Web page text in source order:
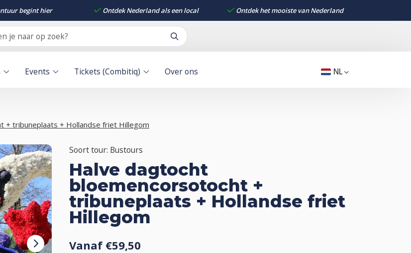
begint hier Ontdek Nederland als een local Ontdek het mooiste van Nederland
Events Tickets (Combitiq) Over ons NL
+ tribuneplaats + Hollandse friet Hillegom
Soort tour: Bustours
Halve dagtocht
bloemencorsotocht +
tribuneplaats + Hollandse friet
Hillegom
Vanaf €59,50